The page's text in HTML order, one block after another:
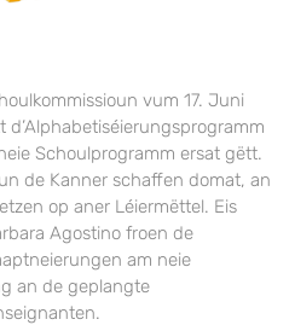
vum 17. Juni
Schoulprogramm ersat gëtt.
de Kanner schaffen domat, an
op aner Léiermëttel. Eis
Agostino froen de
am neie
an de geplangte